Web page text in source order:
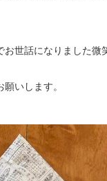
お世話になりました微
いします。